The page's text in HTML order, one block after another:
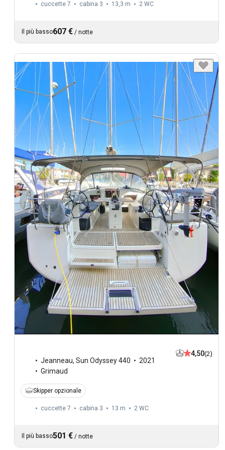
cuccette 7 cabina 3 13,3 m 2 WC
Il più basso607 € / notte
Jeanneau, Sun Odyssey 440
2021
Grimaud
4,50(2)
Skipper opzionale
cuccette 7 cabina 3 13 m 2 WC
Il più basso501 € / notte